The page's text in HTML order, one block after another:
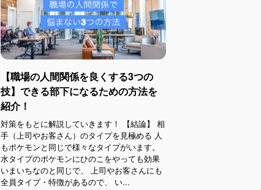
【職場の人間関係を良くする3つの
技】できる部下になるための方法を
紹介！
対策をもとに解説していきます！ 【結論】 相
手（上司やお客さん）のタイプを見極める 人
もポケモンと同じで様々なタイプがいます。
水タイプのポケモンにひのこをやっても効果
いまいちなのと同じで、 上司やお客さんにも
全員タイプ・特徴があるので、 い...